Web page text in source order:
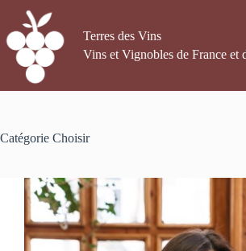
contenu
Terres des Vins
Vins et Vignobles de France et
Catégorie Choisir